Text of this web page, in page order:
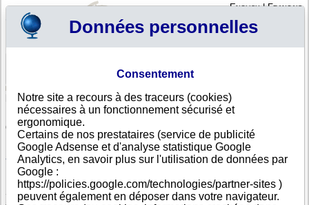
English|Français
Votre panier est vide
Argentine >Toutes villes
Liste d'entreprises argentines dont le siège social est à
COMANDANTE NICANOR OTAMENDI
Recherchez une entreprise argentine avec sa dénomination sociale, son
adresse ou son numéro de registre argentin.
Si votre entreprise exporte et vend à une clientèle argentine, importe
Données personnelles
Consentement
Notre site a recours à des traceurs (cookies)
nécessaires à un fonctionnement sécurisé et
ergonomique.
Certains de nos prestataires (service de publicité
Google Adsense et d'analyse statistique Google
Analytics, en savoir plus sur l'utilisation de données par
Google :
https://policies.google.com/technologies/partner-sites )
peuvent également en déposer dans votre navigateur.